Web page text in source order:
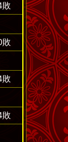
敗
敗
敗
敗